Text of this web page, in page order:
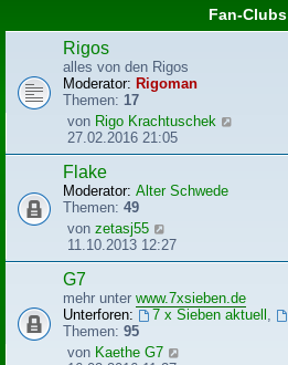
s
r
Fan-Clubs
Rigos
alles von den Rigos
Moderator: Rigoman
Themen: 17
von Rigo Krachtuschek
u
t
r
27.02.2016 21:05
Flake
Moderator: Alter Schwede
Themen: 49
von zetasj55
e
u
s
t
B
11.10.2013 12:27
G7
mehr unter www.7xsieben.de
Unterforen:
7 x Sieben aktuell ,
Themen: 95
von Kaethe G7